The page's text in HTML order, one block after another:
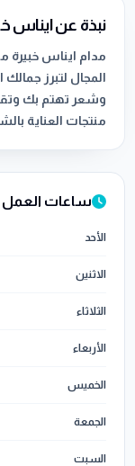
نبذة عن ايناس
المجال لتبرز جمالك
وشعر تهتم بك
منتجات العناية
ساعات العمل
الأحد
الاثنين
الثلاثاء
الأربعاء
الخميس
الجمعة
السبت